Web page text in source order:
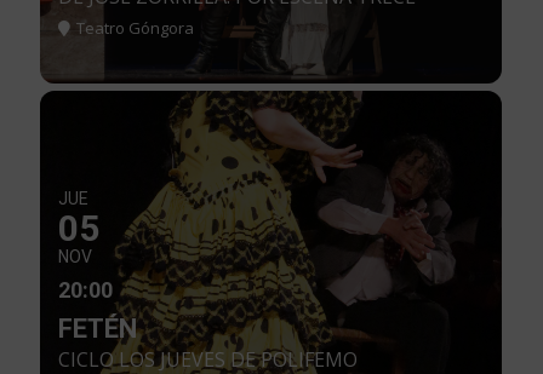
Teatro Góngora
JUE
05
NOV
20:00
FETÉN
CICLO LOS JUEVES DE POLIFEMO